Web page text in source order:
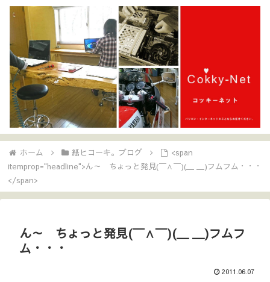
ホーム 紙ヒコーキ。ブログ
<span
itemprop="headline">ん～ ちょっと発見(￣∧￣)(＿ ＿)フムフム・・・
</span>
ん～ ちょっと発見(￣∧￣)(＿ ＿)フムフ
ム・・・
2011.06.07